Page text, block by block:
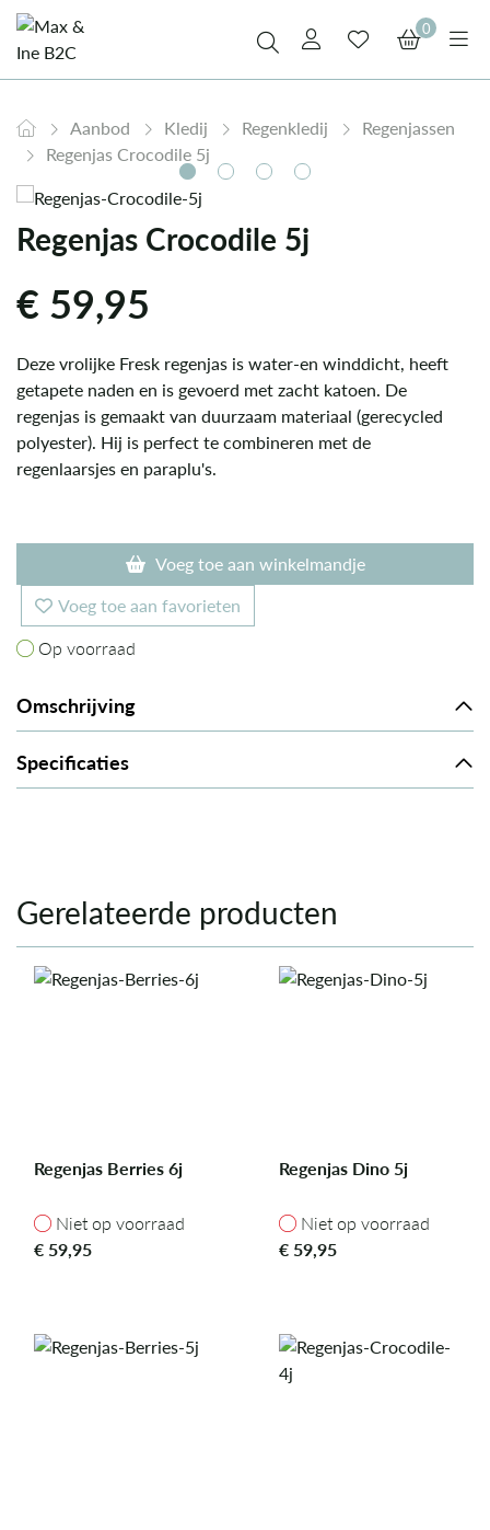
0
Aanbod Kledij Regenkledij
Regenjassen
Regenjas Crocodile 5j
Regenjas Crocodile 5j
€59,95
Deze vrolijke Fresk regenjas is water-en winddicht, heeft
getapete naden en is gevoerd met zacht katoen. De
regenjas is gemaakt van duurzaam materiaal (gerecycled
polyester). Hij is perfect te combineren met de
regenlaarsjes en paraplu's.
Voeg toe aan winkelmandje
Voeg toe aan favorieten
Op voorraad
Op voorraad
Omschrijving
Specificaties
Gerelateerde producten
Regenjas Berries 6j
Niet op voorraad
Niet op voorraad
€ 59,95
Regenjas Dino 5j
Niet op voorraad
Niet op voorraad
€ 59,95